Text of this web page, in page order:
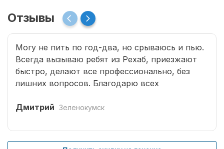
Отзывы
Могу не пить по год-два, но срываюсь и пью.
Всегда вызываю ребят из Рехаб, приезжают
быстро, делают все профессионально, без
лишних вопросов. Благодарю всех
Дмитрий Зеленокумск